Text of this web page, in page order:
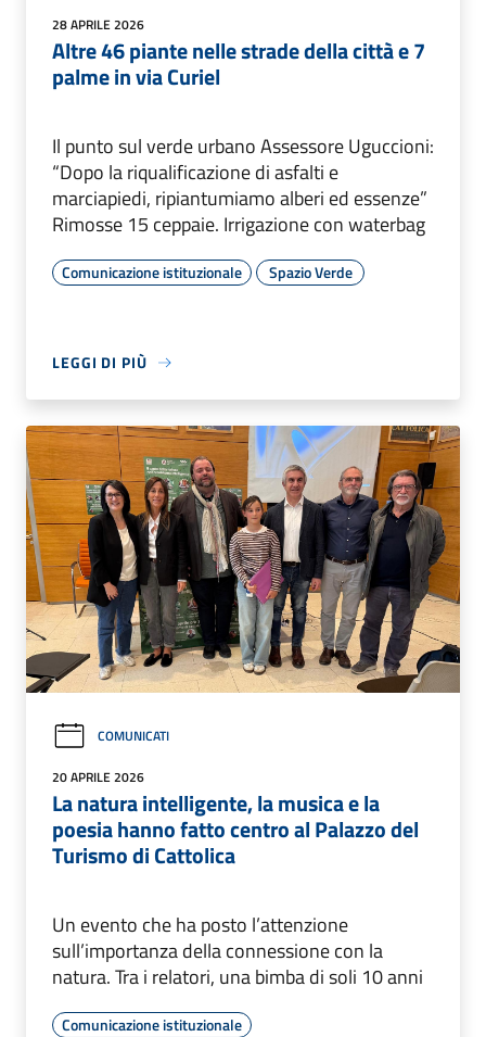
28 APRILE 2026
Altre 46 piante nelle strade della città e 7
palme in via Curiel
Il punto sul verde urbano Assessore Uguccioni:
“Dopo la riqualificazione di asfalti e
marciapiedi, ripiantumiamo alberi ed essenze”
Rimosse 15 ceppaie. Irrigazione con waterbag
Comunicazione istituzionale Spazio Verde
LEGGI DI PIÙ
COMUNICATI
20 APRILE 2026
La natura intelligente, la musica e la
poesia hanno fatto centro al Palazzo del
Turismo di Cattolica
Un evento che ha posto l’attenzione
sull’importanza della connessione con la
natura. Tra i relatori, una bimba di soli 10 anni
Comunicazione istituzionale